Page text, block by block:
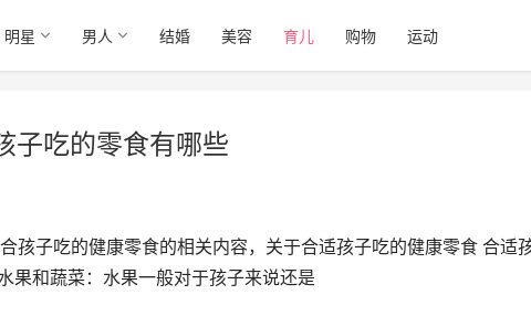
明星 男人 结婚 美容 育儿 购物 运动
子吃的零食有哪些
孩子吃的健康零食的相关内容，关于合适孩子吃的健康零食 合适
果和蔬菜：水果一般对于孩子来说还是